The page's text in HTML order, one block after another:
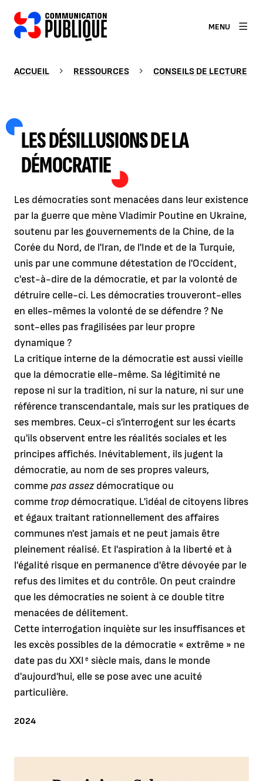
MENU
ACCUEIL RESSOURCES CONSEILS DE LECTURE
LES DÉSILLUSIONS DE LA
DÉMOCRATIE
Les démocraties sont menacées dans leur existence
par la guerre que mène Vladimir Poutine en Ukraine,
soutenu par les gouvernements de la Chine, de la
Corée du Nord, de l'Iran, de l'Inde et de la Turquie,
unis par une commune détestation de l'Occident,
c'est-à-dire de la démocratie, et par la volonté de
détruire celle-ci. Les démocraties trouveront-elles
en elles-mêmes la volonté de se défendre ? Ne
sont-elles pas fragilisées par leur propre
dynamique ?
La critique interne de la démocratie est aussi vieille
que la démocratie elle-même. Sa légitimité ne
repose ni sur la tradition, ni sur la nature, ni sur une
référence transcendantale, mais sur les pratiques de
ses membres. Ceux-ci s'interrogent sur les écarts
qu'ils observent entre les réalités sociales et les
principes affichés. Inévitablement, ils jugent la
démocratie, au nom de ses propres valeurs,
commepas assezdémocratique ou
comme trop démocratique. L'idéal de citoyens libres
et égaux traitant rationnellement des affaires
communes n'est jamais et ne peut jamais être
pleinement réalisé. Et l'aspiration à la liberté et à
l'égalité risque en permanence d'être dévoyée par le
refus des limites et du contrôle. On peut craindre
que les démocraties ne soient à ce double titre
menacées de délitement.
Cette interrogation inquiète sur les insuffisances et
les excès possibles de la démocratie « extrême » ne
date pas du XXI e siècle mais, dans le monde
d'aujourd'hui, elle se pose avec une acuité
particulière.
ANNÉE
2024